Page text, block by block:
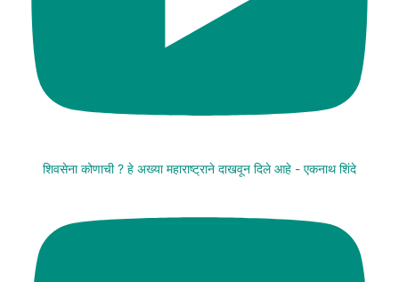
शिवसेना कोणाची ? हे अख्या महाराष्ट्राने दाखवून दिले आहे - एकनाथ शिंदे